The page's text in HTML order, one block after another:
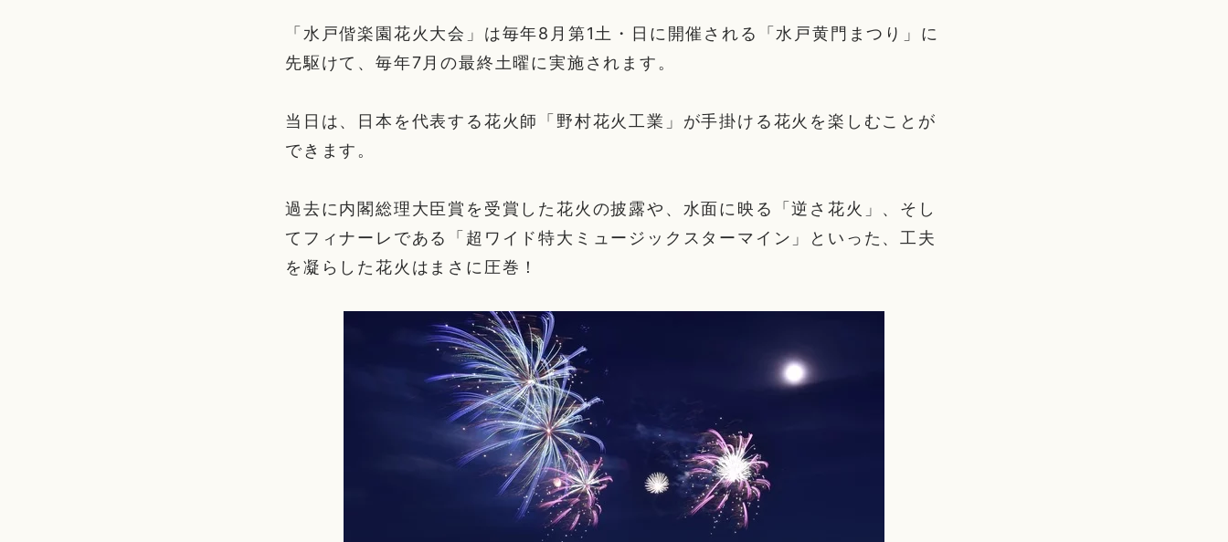
「水戸偕楽園花火大会」は毎年8月第1土・日に開催される「水戸黄門まつり」に
先駆けて、毎年7月の最終土曜に実施されます。
当日は、日本を代表する花火師「野村花火工業」が手掛ける花火を楽しむことが
できます。
過去に内閣総理大臣賞を受賞した花火の披露や、水面に映る「逆さ花火」、そし
てフィナーレである「超ワイド特大ミュージックスターマイン」といった、工夫
を凝らした花火はまさに圧巻！